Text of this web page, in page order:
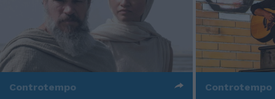
Controtempo Controtempo